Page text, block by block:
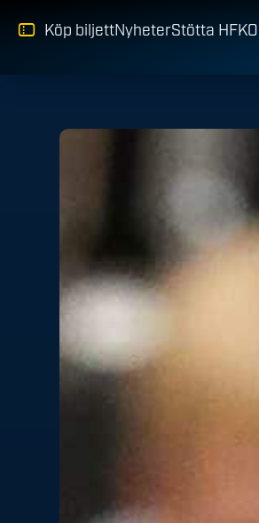
Köp biljettNyheterStötta HFK